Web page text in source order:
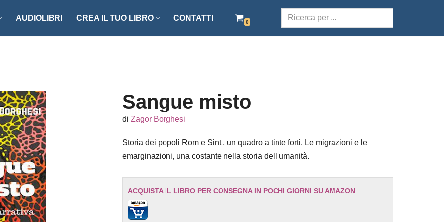
CLIO ’92
TECNOLOGIA
EBOOK GRATIS
AUDIOLIBRI CREA IL TUO LIBRO CONTATTI 0
Sangue misto
di Zagor Borghesi
Storia dei popoli Rom e Sinti, un quadro a tinte forti. Le migrazioni e le
emarginazioni, una costante nella storia dell’umanità.
ACQUISTA IL LIBRO PER CONSEGNA IN POCHI GIORNI SU AMAZON